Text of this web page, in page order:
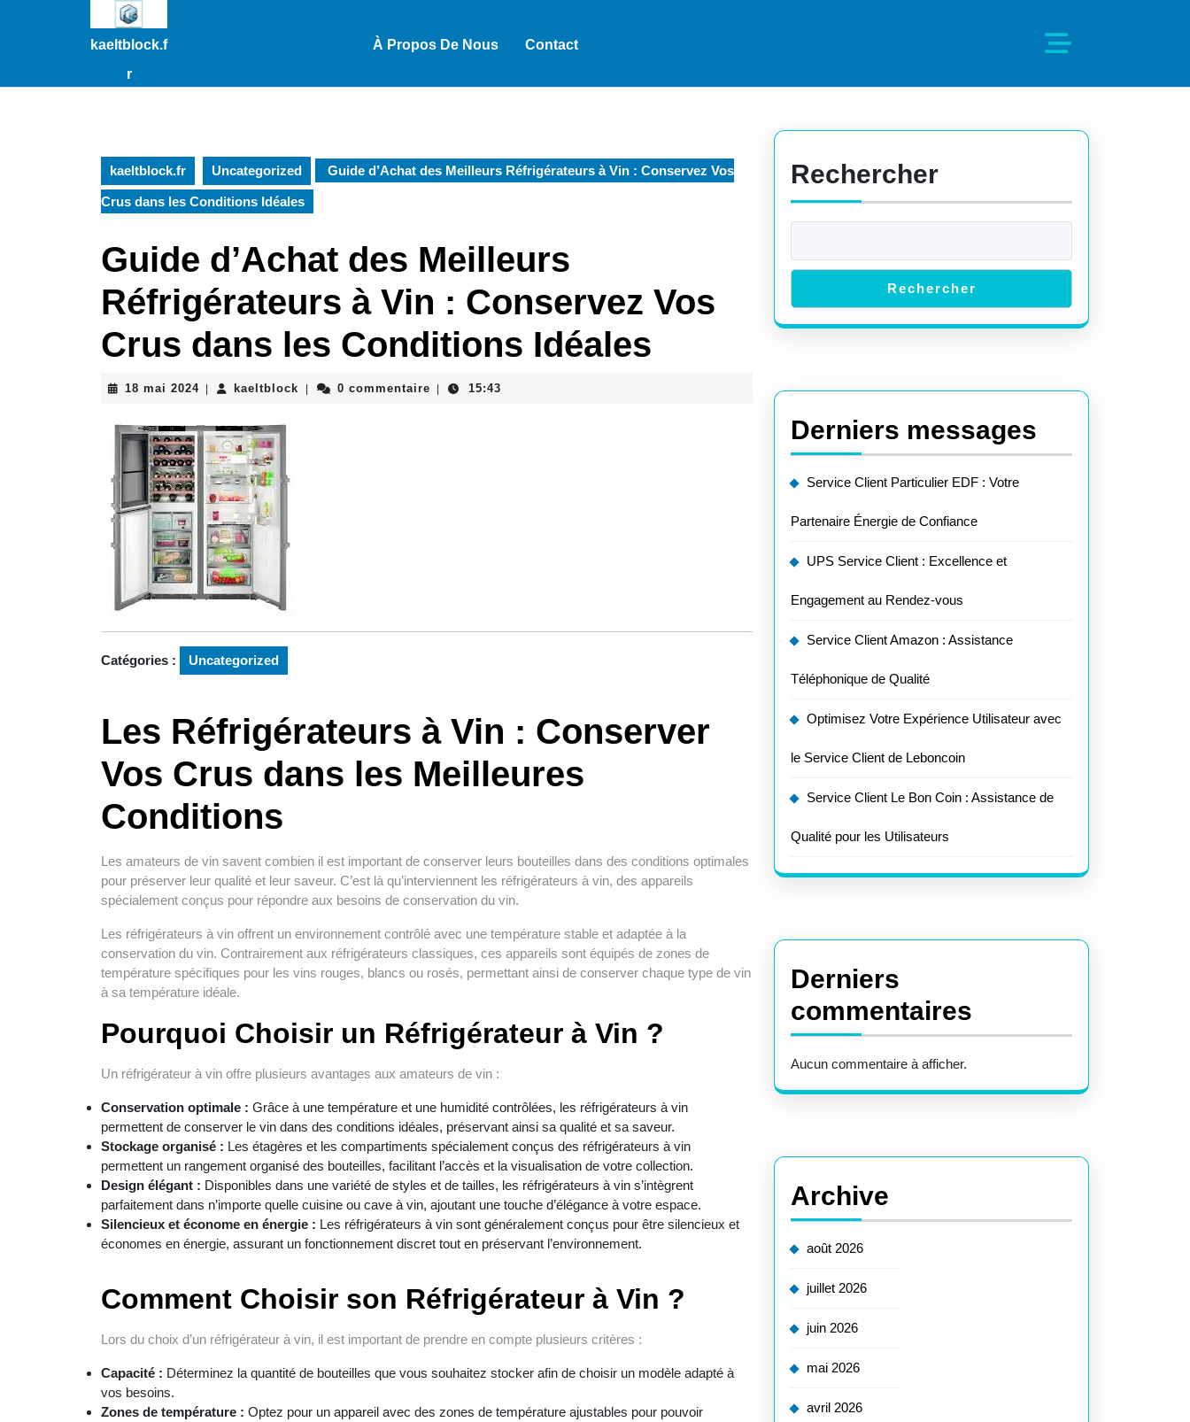
kaeltblock.f
r
À Propos De Nous Contact
kaeltblock.fr Uncategorized Guide d’Achat des Meilleurs Réfrigérateurs à Vin : Conservez Vos
Crus dans les Conditions Idéales
Guide d’Achat des Meilleurs
Réfrigérateurs à Vin : Conservez Vos
Crus dans les Conditions Idéales
18 mai 202418| kaeltblock kaeltblock
| 0 commentaire | 15:43
Catégories : Uncategorized
Les Réfrigérateurs à Vin : Conserver
Vos Crus dans les Meilleures
Conditions
Les amateurs de vin savent combien il est important de conserver leurs bouteilles dans des conditions optimales
pour préserver leur qualité et leur saveur. C’est là qu’interviennent les réfrigérateurs à vin, des appareils
spécialement conçus pour répondre aux besoins de conservation du vin.
Les réfrigérateurs à vin offrent un environnement contrôlé avec une température stable et adaptée à la
conservation du vin. Contrairement aux réfrigérateurs classiques, ces appareils sont équipés de zones de
température spécifiques pour les vins rouges, blancs ou rosés, permettant ainsi de conserver chaque type de vin
à sa température idéale.
Pourquoi Choisir un Réfrigérateur à Vin ?
Un réfrigérateur à vin offre plusieurs avantages aux amateurs de vin :
Conservation optimale : Grâce à une température et une humidité contrôlées, les réfrigérateurs à vin
permettent de conserver le vin dans des conditions idéales, préservant ainsi sa qualité et sa saveur.
Stockage organisé : Les étagères et les compartiments spécialement conçus des réfrigérateurs à vin
permettent un rangement organisé des bouteilles, facilitant l’accès et la visualisation de votre collection.
Design élégant : Disponibles dans une variété de styles et de tailles, les réfrigérateurs à vin s’intègrent
parfaitement dans n’importe quelle cuisine ou cave à vin, ajoutant une touche d’élégance à votre espace.
Silencieux et économe en énergie : Les réfrigérateurs à vin sont généralement conçus pour être silencieux et
économes en énergie, assurant un fonctionnement discret tout en préservant l’environnement.
Comment Choisir son Réfrigérateur à Vin ?
Lors du choix d’un réfrigérateur à vin, il est important de prendre en compte plusieurs critères :
Capacité : Déterminez la quantité de bouteilles que vous souhaitez stocker afin de choisir un modèle adapté à
vos besoins.
Zones de température : Optez pour un appareil avec des zones de température ajustables pour pouvoir
Rechercher
Rechercher
Derniers messages
Service Client Particulier EDF : Votre
Partenaire Énergie de Confiance
UPS Service Client : Excellence et
Engagement au Rendez-vous
Service Client Amazon : Assistance
Téléphonique de Qualité
Optimisez Votre Expérience Utilisateur avec
le Service Client de Leboncoin
Service Client Le Bon Coin : Assistance de
Qualité pour les Utilisateurs
Derniers
commentaires
Aucun commentaire à afficher.
Archive
août 2026
juillet 2026
juin 2026
mai 2026
avril 2026